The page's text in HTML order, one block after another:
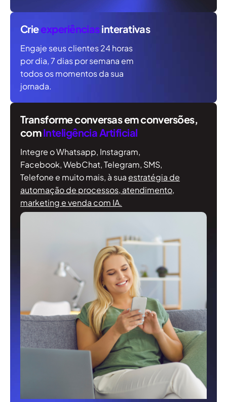
Crieexperiênciasinterativas
Engaje seus clientes 24 horas
por dia, 7 dias por semana em
todos os momentos da sua
jornada.
Transforme conversasem conversões,
comInteligência Artificial
Integre o Whatsapp, Instagram,
Facebook, WebChat, Telegram, SMS,
Telefone e muito mais, à sua estratégia de
automação de processos, atendimento,
marketing e venda com IA.